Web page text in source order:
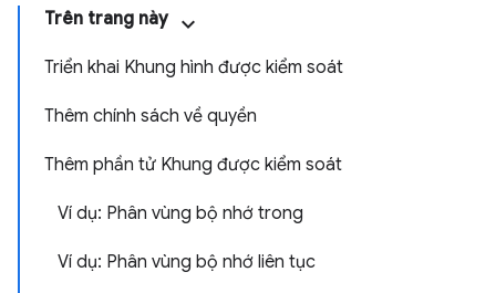
Trên trang này
Triển khai Khung hình được kiểm soát
Thêm chính sách về quyền
Thêm phần tử Khung được kiểm soát
Ví dụ: Phân vùng bộ nhớ trong
Ví dụ: Phân vùng bộ nhớ liên tục